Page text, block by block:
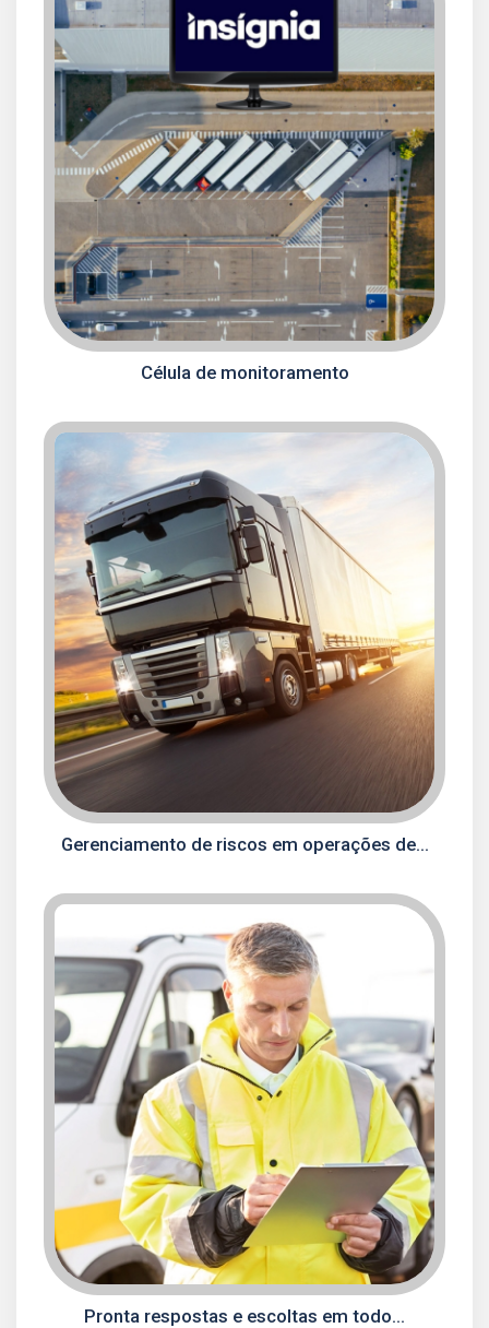
Célula de monitoramento
Gerenciamento de riscos em operações de...
Pronta respostas e escoltas em todo...